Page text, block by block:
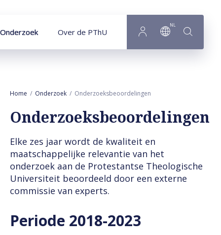
Onderzoek Over de PThU
NL
Home Onderzoek Onderzoeksbeoordelingen
Onderzoeksbeoordelingen
Elke zes jaar wordt de kwaliteit en
maatschappelijke relevantie van het
onderzoek aan de Protestantse Theologische
Universiteit beoordeeld door een externe
commissie van experts.
Periode 2018-2023